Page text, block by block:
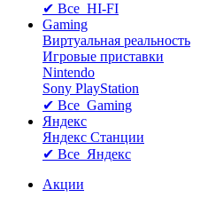
✔ Все HI-FI
Gaming
Виртуальная реальность
Игровые приставки
Nintendo
Sony PlayStation
✔ Все Gaming
Яндекс
Яндекс Станции
✔ Все Яндекс
Акции